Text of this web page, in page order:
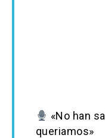
«No han
queriamos»